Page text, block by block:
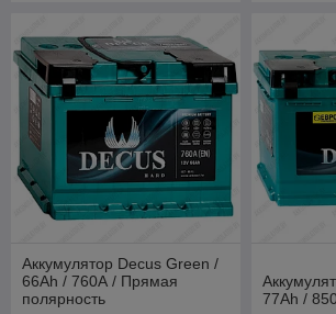
Аккумулятор Decus Green /
66Ah / 760А / Прямая
полярность
77Ah /